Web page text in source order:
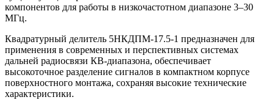
компонентов для работы в низкочастотном диапазоне 3–30
МГц.
Квадратурный делитель 5НКДПМ-17.5-1 предназначен для
применения в современных и перспективных системах
дальней радиосвязи КВ-диапазона, обеспечивает
высокоточное разделение сигналов в компактном корпусе
поверхностного монтажа, сохраняя высокие технические
характеристики.